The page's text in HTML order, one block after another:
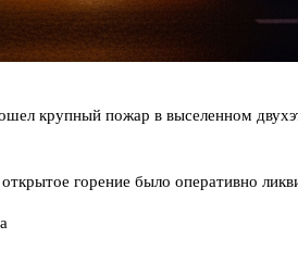
крупный пожар в выселенном
горение было оперативно